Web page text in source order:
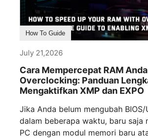
How To Guide
July 21,2026
Cara Mempercepat RAM
Overclocking: Panduan
Mengaktifkan XMP dan EXPO
Jika Anda belum mengubah BIOS/
dalam beberapa waktu, baru saja
PC dengan modul memori baru